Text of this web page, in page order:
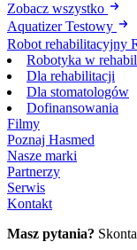
Zobacz wszystko
Aquatizer Testowy
Robot rehabilitacyjny
Robotyka w
Dla rehabilitacji
Dla stomatologów
Dofinansowania
Filmy
Poznaj Hasmed
Nasze marki
Partnerzy
Serwis
Kontakt
Masz pytania?